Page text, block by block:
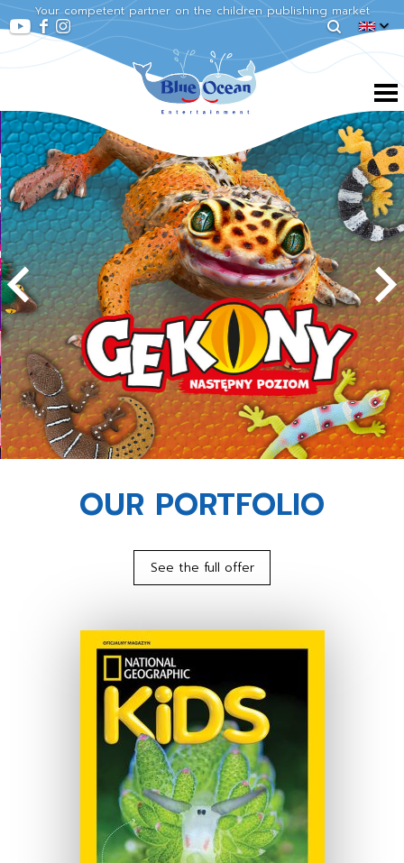
Your competent partner on the children publishing market
OUR PORTFOLIO
See the full offer